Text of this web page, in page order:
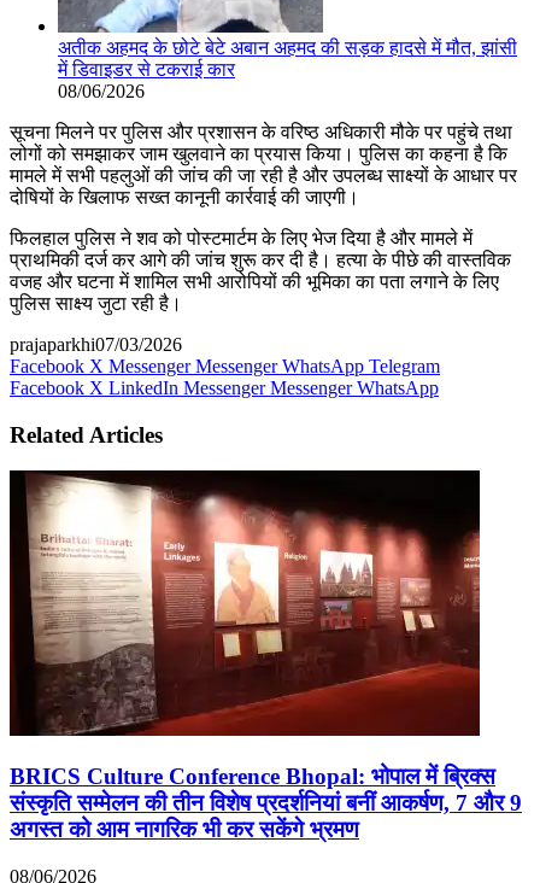
अतीक अहमद के छोटे बेटे अबान अहमद की सड़क हादसे में मौत, झांसी
में डिवाइडर से टकराई कार
08/06/2026
सूचना मिलने पर पुलिस और प्रशासन के वरिष्ठ अधिकारी मौके पर पहुंचे तथा
लोगों को समझाकर जाम खुलवाने का प्रयास किया। पुलिस का कहना है कि
मामले में सभी पहलुओं की जांच की जा रही है और उपलब्ध साक्ष्यों के आधार पर
दोषियों के खिलाफ सख्त कानूनी कार्रवाई की जाएगी।
फिलहाल पुलिस ने शव को पोस्टमार्टम के लिए भेज दिया है और मामले में
प्राथमिकी दर्ज कर आगे की जांच शुरू कर दी है। हत्या के पीछे की वास्तविक
वजह और घटना में शामिल सभी आरोपियों की भूमिका का पता लगाने के लिए
पुलिस साक्ष्य जुटा रही है।
prajaparkhi07/03/2026
Facebook X Messenger Messenger WhatsApp Telegram
Facebook X LinkedIn Messenger Messenger WhatsApp
Related Articles
BRICS Culture Conference Bhopal: भोपाल में ब्रिक्स
संस्कृति सम्मेलन की तीन विशेष प्रदर्शनियां बनीं आकर्षण, 7 और 9
अगस्त को आम नागरिक भी कर सकेंगे भ्रमण
08/06/2026